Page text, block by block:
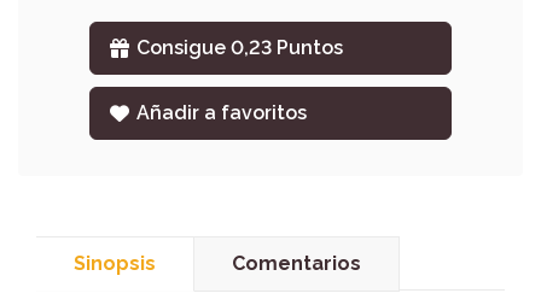
Consigue 0,23 Puntos
Añadir a favoritos
Sinopsis Comentarios